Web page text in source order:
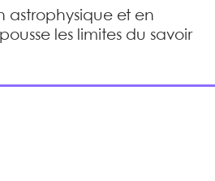
astrophysique et en
les limites du savoir